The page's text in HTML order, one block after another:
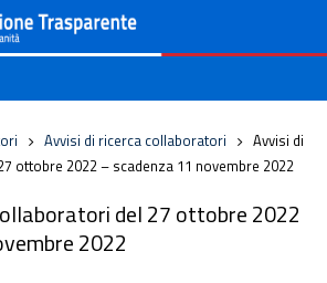
Avvisi di ricerca collaboratori
Avvisi di
ottobre 2022 – scadenza 11 novembre 2022
del 27 ottobre 2022
2022